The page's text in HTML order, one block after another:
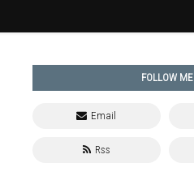
FOLLOW ME